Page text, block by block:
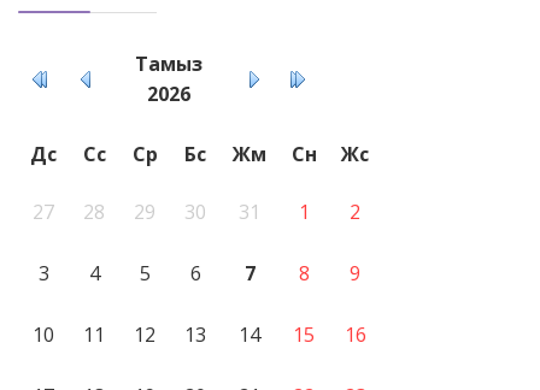
Тамыз
2026
Дс Сс Ср Бс Жм Сн Жс
27 28 29 30 31 1 2
3 4 5 6 7 8 9
10 11 12 13 14 15 16